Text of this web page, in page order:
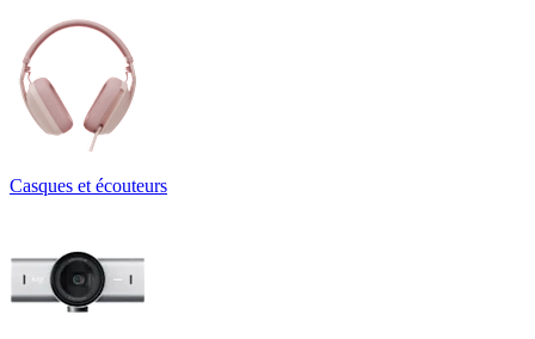
Casques et écouteurs